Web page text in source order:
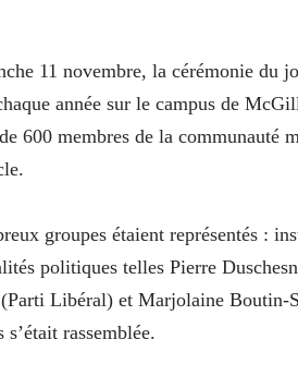
11 novembre, la cérémonie du
année sur le campus de
600 membres de la communauté
groupes étaient représentés :
politiques telles Pierre
Libéral) et Marjolaine Boutin-
s’était rassemblée.